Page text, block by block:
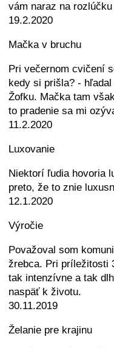
vám naraz na
19.2.2020
Mačka v bruchu
Pri večernom cvičení
kedy si prišla? -
Žofku. Mačka tam
to pradenie sa mi
11.2.2020
Luxovanie
Niektorí ľudia hovoria
preto, že to znie
12.1.2020
Výročie
Považoval som
žrebca. Pri príležitosti
tak intenzívne a tak
naspäť k životu.
30.11.2019
Želanie pre krajinu